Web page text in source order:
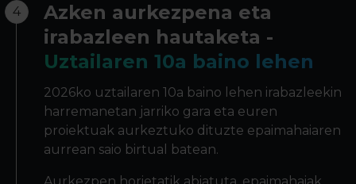
4
Azken aurkezpena eta
irabazleen hautaketa -
Uztailaren 10a baino lehen
2026ko uztailaren 10a baino lehen irabazleekin
harremanetan jarriko gara eta euren
proiektuak aurkeztuko dituzte epaimahaiaren
aurrean saio birtual batean.